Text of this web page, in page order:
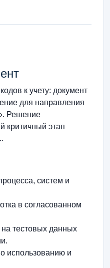
к учету: документ
для направления
Решение
критичный этап
систем и
в согласованном
на тестовых данных
использованию и